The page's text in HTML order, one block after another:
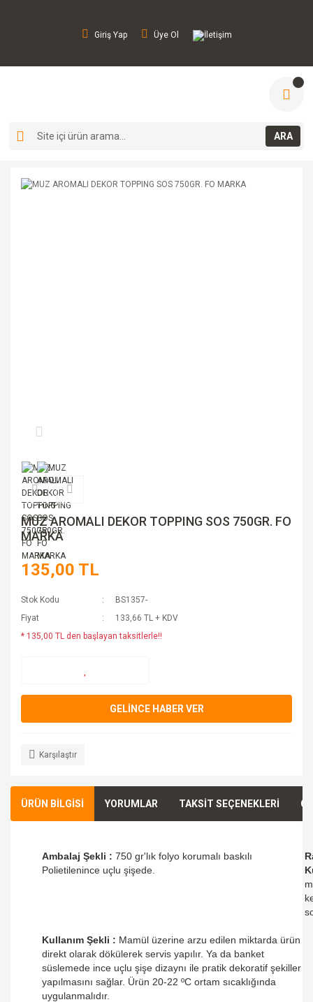
Giriş Yap Üye Ol İletişim
ARA
MUZ AROMALI DEKOR TOPPING SOS 750GR. FO
MARKA
135,00 TL
Stok Kodu
BS1357-
Fiyat
133,66 TL + KDV
* 135,00 TL den başlayan taksitlerle!!
GELİNCE HABER VER
Karşılaştır
ÜRÜN BİLGİSİ YORUMLAR TAKSİT SEÇENEKLERİ
Ambalaj Şekli : 750 gr'lık folyo korumalı baskılı
Polietilenince uçlu şişede.
Kullanım Şekli : Mamül üzerine arzu edilen miktarda ürün
direkt olarak dökülerek servis yapılır. Ya da banket
süslemede ince uçlu şişe dizaynı ile pratik dekoratif şekiller
yapılmasını sağlar. Ürün 20-22 ºC ortam sıcaklığında
uygulanmalıdır.